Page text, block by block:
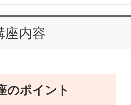
座内容
のポイント